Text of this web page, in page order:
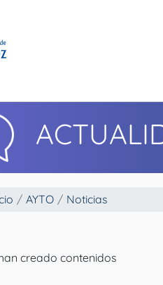
AYTO Noticias
creado contenidos